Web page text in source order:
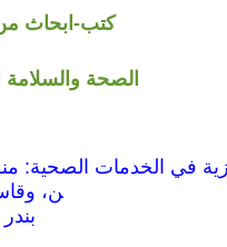
كتب-ابحاث
الصحة والسلامة
في الخدمات
ن،